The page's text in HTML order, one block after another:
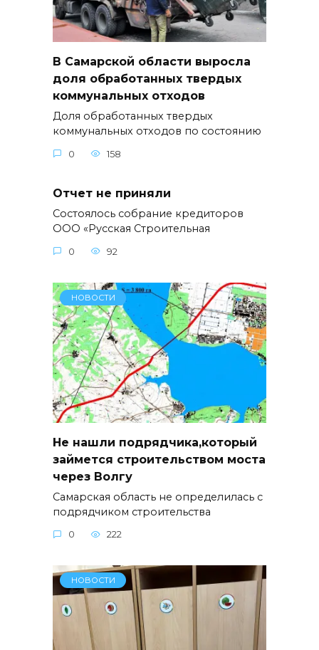
В Самарской области выросла
доля обработанных твердых
коммунальных отходов
Доля обработанных твердых
коммунальных отходов по состоянию
0 158
Отчет не приняли
Состоялось собрание кредиторов
ООО «Русская Строительная
0 92
НОВОСТИ
Не нашли подрядчика,который
займется строительством моста
через Волгу
Самарская область не определилась с
подрядчиком строительства
0 222
НОВОСТИ